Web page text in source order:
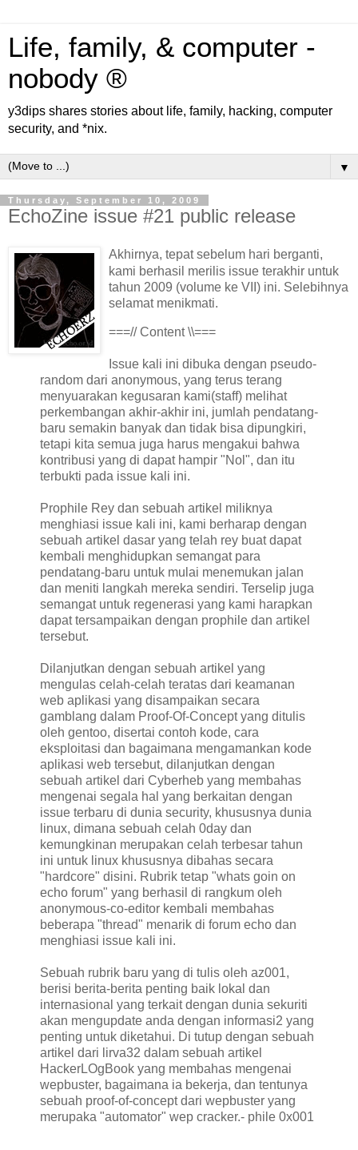
Life, family, & computer -
nobody ®
y3dips shares stories about life, family, hacking, computer
security, and *nix.
▼
Thursday, September 10, 2009
EchoZine issue #21 public release
Akhirnya, tepat sebelum hari berganti,
kami berhasil merilis issue terakhir untuk
tahun 2009 (volume ke VII) ini. Selebihnya
selamat menikmati.
===// Content \\===
Issue kali ini dibuka dengan pseudo-
random dari anonymous, yang terus terang
menyuarakan kegusaran kami(staff) melihat
perkembangan akhir-akhir ini, jumlah pendatang-
baru semakin banyak dan tidak bisa dipungkiri,
tetapi kita semua juga harus mengakui bahwa
kontribusi yang di dapat hampir "Nol", dan itu
terbukti pada issue kali ini.
Prophile Rey dan sebuah artikel miliknya
menghiasi issue kali ini, kami berharap dengan
sebuah artikel dasar yang telah rey buat dapat
kembali menghidupkan semangat para
pendatang-baru untuk mulai menemukan jalan
dan meniti langkah mereka sendiri. Terselip juga
semangat untuk regenerasi yang kami harapkan
dapat tersampaikan dengan prophile dan artikel
tersebut.
Dilanjutkan dengan sebuah artikel yang
mengulas celah-celah teratas dari keamanan
web aplikasi yang disampaikan secara
gamblang dalam Proof-Of-Concept yang ditulis
oleh gentoo, disertai contoh kode, cara
eksploitasi dan bagaimana mengamankan kode
aplikasi web tersebut, dilanjutkan dengan
sebuah artikel dari Cyberheb yang membahas
mengenai segala hal yang berkaitan dengan
issue terbaru di dunia security, khususnya dunia
linux, dimana sebuah celah 0day dan
kemungkinan merupakan celah terbesar tahun
ini untuk linux khususnya dibahas secara
"hardcore" disini. Rubrik tetap "whats goin on
echo forum" yang berhasil di rangkum oleh
anonymous-co-editor kembali membahas
beberapa "thread" menarik di forum echo dan
menghiasi issue kali ini.
Sebuah rubrik baru yang di tulis oleh az001,
berisi berita-berita penting baik lokal dan
internasional yang terkait dengan dunia sekuriti
akan mengupdate anda dengan informasi2 yang
penting untuk diketahui. Di tutup dengan sebuah
artikel dari lirva32 dalam sebuah artikel
HackerLOgBook yang membahas mengenai
wepbuster, bagaimana ia bekerja, dan tentunya
sebuah proof-of-concept dari wepbuster yang
merupaka "automator" wep cracker.- phile 0x001